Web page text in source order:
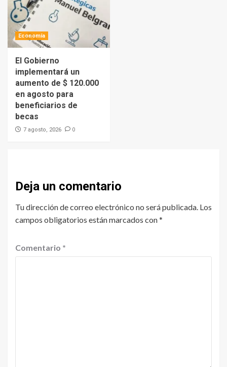
Economía
El Gobierno
implementará un
aumento de $ 120.000
en agosto para
beneficiarios de
becas
7 agosto, 2026 0
Deja un comentario
Tu dirección de correo electrónico no será publicada. Los
campos obligatorios están marcados con*
Comentario *